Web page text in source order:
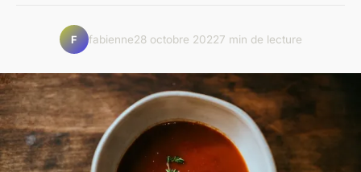
F fabienne28 octobre 20227 min de lecture